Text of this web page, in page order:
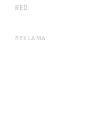
RED.
REKLAMA